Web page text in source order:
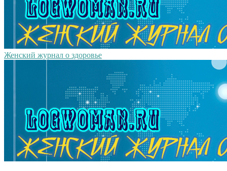
Женский журнал о здоровье